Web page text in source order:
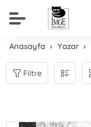
Anasayfa Yazar
Filtre